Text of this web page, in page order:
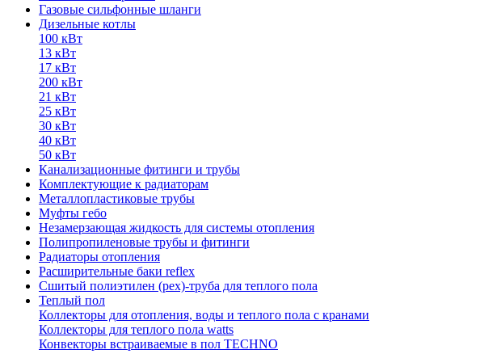
Газовые сильфонные шланги
Дизельные котлы
100 кВт
13 кВт
17 кВт
200 кВт
21 кВт
25 кВт
30 кВт
40 кВт
50 кВт
Канализационные фитинги и трубы
Комплектующие к радиаторам
Металлопластиковые трубы
Муфты гебо
Незамерзающая жидкость для системы отопления
Полипропиленовые трубы и фитинги
Радиаторы отопления
Расширительные баки reflex
Сшитый полиэтилен (pex)-труба для теплого пола
Теплый пол
Коллекторы для отопления, воды и теплого пола с кранами
Коллекторы для теплого пола watts
Конвекторы встраиваемые в пол TECHNO